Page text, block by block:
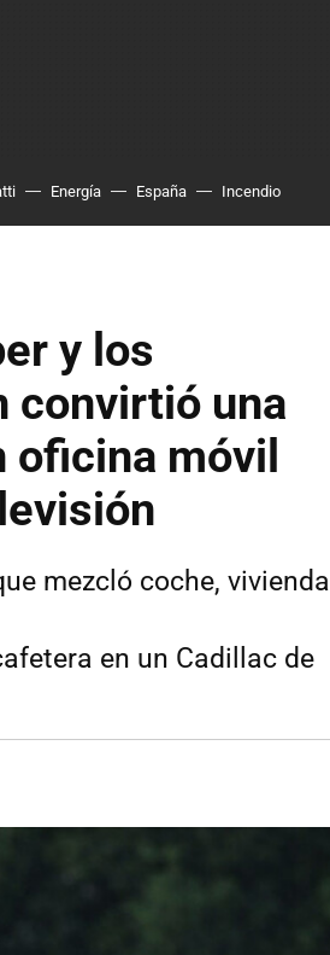
Energía España Incendio
y los
convirtió una
oficina móvil
mezcló coche, vivienda
en un Cadillac de